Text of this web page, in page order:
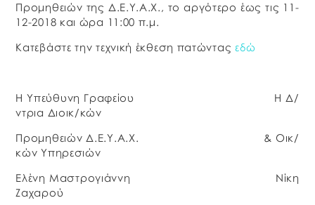
Προμηθειών της Δ.Ε.Υ.Α.Χ., το αργότερο έως τις 11-
12-2018 και ώρα 11:00 π.μ.
Κατεβάστε την τεχνική έκθεση πατώντας εδώ
Η Υπεύθυνη Γραφείου Η Δ/
ντρια Διοικ/κών
Προμηθειών Δ.Ε.Υ.Α.Χ. & Οικ/
κών Υπηρεσιών
Ελένη Μαστρογιάννη Νίκη
Ζαχαρού